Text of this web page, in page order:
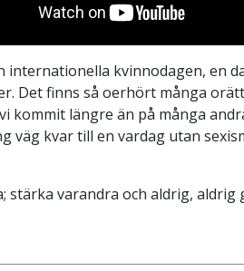
internationella kvinnodagen, en
Det finns så oerhört många
kommit längre än på många
väg kvar till en vardag utan
stärka varandra och aldrig, aldrig